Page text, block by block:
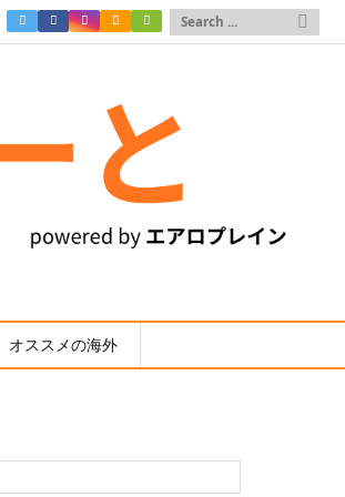
オススメの海外
